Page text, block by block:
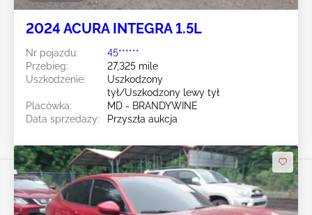
2024 ACURA INTEGRA 1.5L
Nr pojazdu:
45******
Przebieg:
27,325 mile
Uszkodzenie:
Uszkodzony
tył/Uszkodzony lewy tył
Placówka:
MD - BRANDYWINE
Data sprzedaży:
Przyszła aukcja